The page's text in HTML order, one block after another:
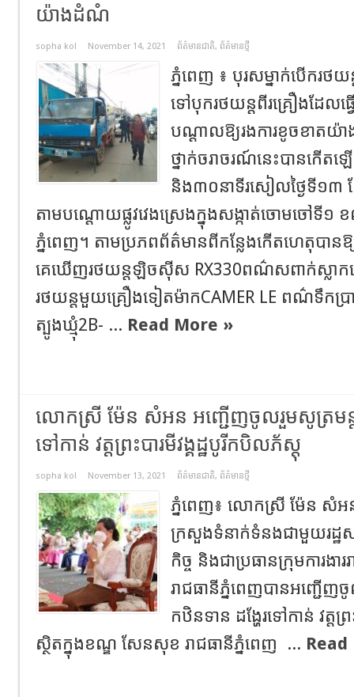
យ៉ាងដំណំ
sopha kol November 14, 2021 ព័ត៌មានជាតិ, ព័ត៌មានថ្មី
ភ្នំពេញ ៖ បុរសម្នាក់បើករថ
ទៅបុករថយន្តពីរគ្រឿងដែលធ្
បណ្ដាលឱ្យរងការខូចខាត
ថ្នាក់ចរាចរណ៍នេះបានកើត
និង៣០នាទីរសៀលថ្ងៃទី១៣ ខ
តាមបណ្ដោយផ្លូវវេងស្រេងក្នុងសង្កាត់ចោមចៅទី
ភ្នំពេញ។ តាមប្រភពព័ត៌មានពីកន្លែងកើតហេតុបា
គេឃើញរថយន្តឡិចស៊ីស RX330ពណ៌សពាក់ស្លាក
រថយន្តមួយគ្រឿងទៀតម៉ាកCAMER LE ពណ៌ទឹកប្រ
ត្បូងឃ្មុំ2B- ... Read More »
លោកស្រី ម៉ែន សំអន អញ្ជើញចូលរួមសូត្រមន្ត
ទៅកាន់ វត្តព្រះបារមីវង្គដ្ឋបូរីកបិលភ័ស្តុ
sopha kol November 13, 2021 ព័ត៌មានជាតិ, ព័ត៌មានថ្មី
ភ្នំពេញ៖ លោកស្រី ម៉ែន សំអន
ក្រសួងទំនាក់ទំនងជាមួយរដ្ឋ
កិច្ច និងជាប្រធានក្រុមការងា
រាជធានីភ្នំពេញបានអញ្ជើញ
កឋិនទាន ដង្ហែរទៅកាន់ វត្តព្
ស្ថិតក្នុងខណ្ឌ សែនសុខ រាជធានីភ្នំពេញ ...